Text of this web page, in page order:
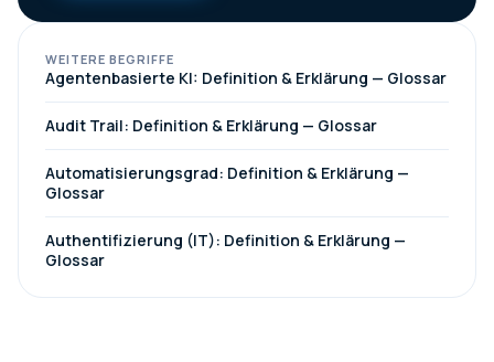
WEITERE BEGRIFFE
Agentenbasierte KI: Definition & Erklärung — Glossar
Audit Trail: Definition & Erklärung — Glossar
Automatisierungsgrad: Definition & Erklärung —
Glossar
Authentifizierung (IT): Definition & Erklärung —
Glossar